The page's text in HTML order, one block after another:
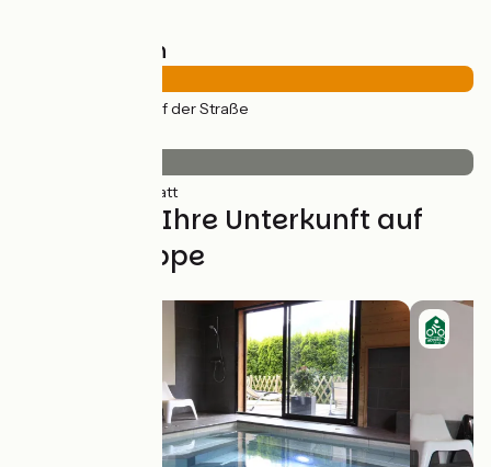
Straßentypen
(100%) Auf der Straße
(100%) Glatt
Finden Sie Ihre Unterkunft auf
dieser Etappe